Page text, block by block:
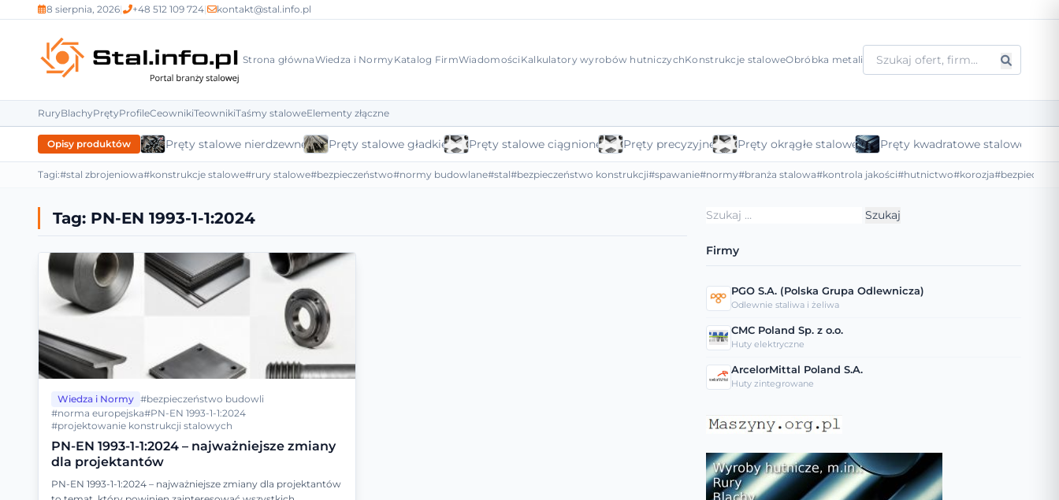
8 sierpnia, 2026| +48 512 109 724| kontakt@stal.info.pl
Strona głównaWiedza i Normy Katalog FirmWiadomości Kalkulatory wyrobów hutniczychKonstrukcje staloweObróbka metali
RuryBlachyPrętyProfileCeownikiTeownikiTaśmy staloweElementy złączne
Opisy produktów Pręty stalowe nierdzewne Pręty stalowe gładkie Pręty stalowe ciągnione Pręty precyzyjne Pręty okrągłe stalowe Pręty kwadratowe stalowe
Tagi:#stal zbrojeniowa#konstrukcje stalowe#rury stalowe#bezpieczeństwo#normy budowlane#stal#bezpieczeństwo konstrukcji#spawanie#normy#branża stalowa#kontrola jakości#hutnictwo#korozja
Tag: PN-EN 1993-1-1:2024
Wiedza i Normy #bezpieczeństwo budowli
#norma europejska#PN-EN 1993-1-1:2024
#projektowanie konstrukcji stalowych
PN-EN 1993-1-1:2024 – najważniejsze zmiany
dla projektantów
PN-EN 1993-1-1:2024 – najważniejsze zmiany dla projektantów
Szukaj:
Firmy
PGO S.A. (Polska Grupa Odlewnicza)
Odlewnie staliwa i żeliwa
CMC Poland Sp. z o.o.
Huty elektryczne
ArcelorMittal Poland S.A.
Huty zintegrowane